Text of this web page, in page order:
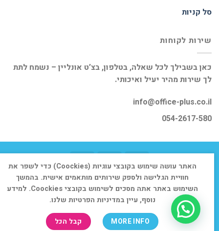
סל קניות
שירות לקוחות
כאן בשבילך לכל שאלה, בטלפון, בצ’ט אונליין – נשמח לתת
לך שירות מהיר יעיל ואיכותי.
info@office-plus.co.il
054-2617-580
דף הבית אודות חנות יצירת קשר
כל הזכויות שמורות 2026 © אופיס פלוס
האתר עושה שימוש בקובצי עוגיות (Coockies) כדי לשפר את
חוויית הגלישה ולספק שירותים מותאמים אישית. בהמשך
השימוש באתר אתה מסכים לשימוש בקובצי Coockies. למידע
נוסף, עיין במדיניות הפרטיות שלנו.
MORE INFO קבל הכל